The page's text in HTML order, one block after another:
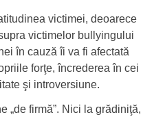
victimei, deoarece
victimelor bullyingului
în cauză îi va fi afectată
forţe, încrederea în cei
şi introversiune.
„de firmă”. Nici la grădiniţă,